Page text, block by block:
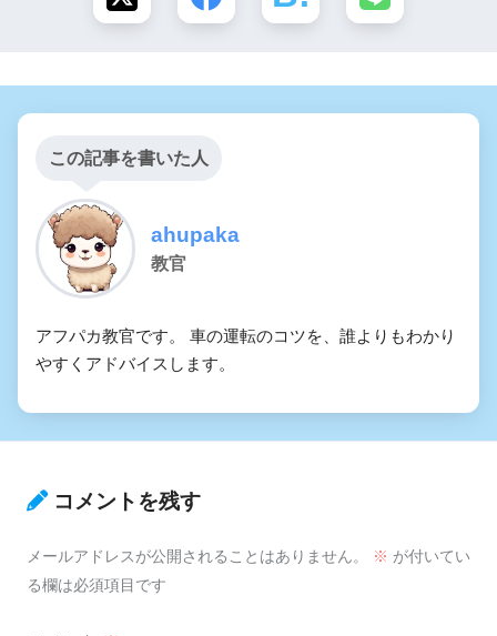
この記事を書いた人
ahupaka
教官
アフパカ教官です。 車の運転のコツを、誰よりもわかり
やすくアドバイスします。
コメントを残す
メールアドレスが公開されることはありません。 ※ が付いてい
る欄は必須項目です